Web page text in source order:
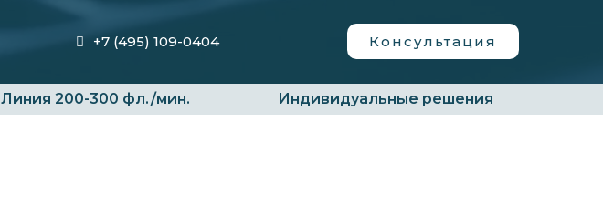
+7 (495) 109-0404 Консультация
Линия 200-300 фл./мин. Индивидуальные решения